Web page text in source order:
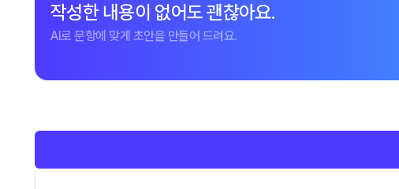
작성한 내용이 없어도 괜찮아요.
AI로 문항에 맞게 초안을 만들어 드려요.